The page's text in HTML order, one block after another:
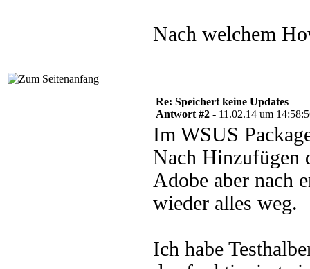
Nach welchem
Re: Speichert keine Updates
Antwort #2 - 11.02.14 um
Im WSUS
Nach Hinzufügen
Adobe aber nach
wieder alles weg.
Ich habe